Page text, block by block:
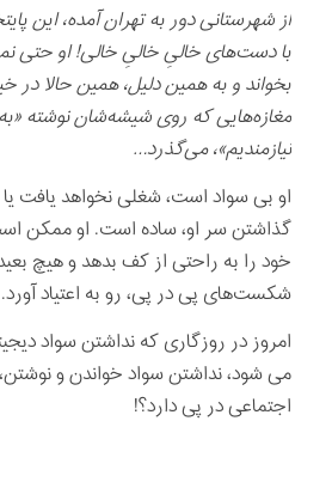
از شهرستانی دور به تهران آمده، این
با دست‌های خالیِ خالیِ خالی! او حتی
بخواند و به همین دلیل، همین حالا در
مغازه‌هایی که روی شیشه‌شان نوشته
نیازمندیم»، می‌گذرد…
او بی سواد است، شغلی نخواهد یافت یا
گذاشتن سر او، ساده است. او ممکن
خود را به راحتی از کف بدهد و هیچ
شکست‌های پی در پی، رو به اعتیاد آورد.
امروز در روزگاری که نداشتن سواد
می شود، نداشتن سواد خواندن و
اجتماعی در پی دارد؟!